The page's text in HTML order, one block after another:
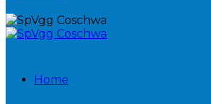
Home